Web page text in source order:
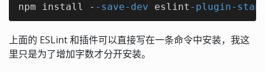
npm install - -save-dev eslint -plugin-
上面的 ESLint 和插件可以直接写在一条命令中安装，我这
里只是为了增加字数才分开安装。